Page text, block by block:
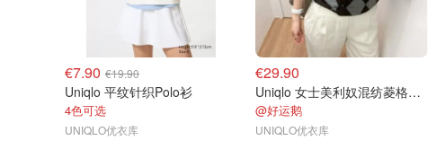
€7.90 €19.90
Uniqlo 平纹针织Polo衫
4色可选
UNIQLO优衣库
€29.90
Uniqlo 女士美利奴混纺菱格短袖开衫
@好运鹅
UNIQLO优衣库